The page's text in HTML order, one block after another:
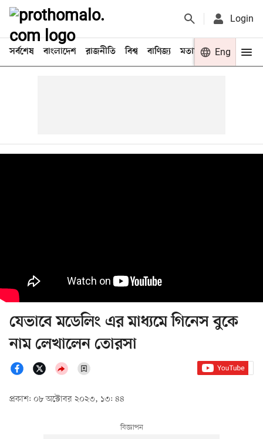
Login
সর্বশেষ বাংলাদেশ রাজনীতি বিশ্ব বাণিজ্য মতামত খেলা
Eng
যেভাবে মডেলিং এর মাধ্যমে গিনেস বুকে
নাম লেখালেন তোরসা
প্রকাশ: ০৮ অক্টোবর ২০২৩, ১৩: ৪৪